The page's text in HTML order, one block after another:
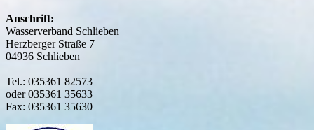
Anschrift:
Wasserverband Schlieben
Herzberger Straße 7
04936 Schlieben
Tel.: 035361 82573
oder 035361 35633
Fax: 035361 35630